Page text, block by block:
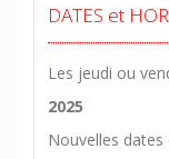
DATES et
Les jeudi ou
2025
Nouvelles